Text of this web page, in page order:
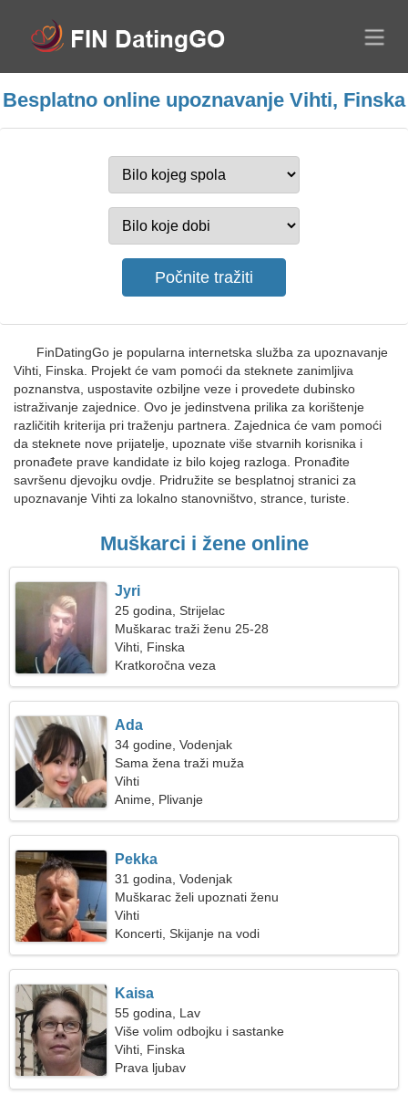
Besplatno online upoznavanje Vihti, Finska
FinDatingGo je popularna internetska služba za upoznavanje
Vihti, Finska. Projekt će vam pomoći da steknete zanimljiva
poznanstva, uspostavite ozbiljne veze i provedete dubinsko
istraživanje zajednice. Ovo je jedinstvena prilika za korištenje
različitih kriterija pri traženju partnera. Zajednica će vam pomoći
da steknete nove prijatelje, upoznate više stvarnih korisnika i
pronađete prave kandidate iz bilo kojeg razloga. Pronađite
savršenu djevojku ovdje. Pridružite se besplatnoj stranici za
upoznavanje Vihti za lokalno stanovništvo, strance, turiste.
Muškarci i žene online
Jyri
25 godina, Strijelac
Muškarac traži ženu 25-28
Vihti, Finska
Kratkoročna veza
Ada
34 godine, Vodenjak
Sama žena traži muža
Vihti
Anime, Plivanje
Pekka
31 godina, Vodenjak
Muškarac želi upoznati ženu
Vihti
Koncerti, Skijanje na vodi
Kaisa
55 godina, Lav
Više volim odbojku i sastanke
Vihti, Finska
Prava ljubav